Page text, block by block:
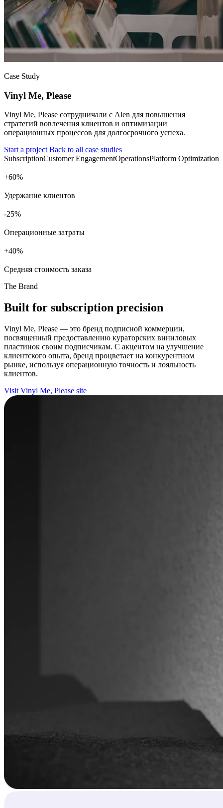
Case Study
Vinyl Me, Please
Vinyl Me, Please сотрудничали с Alen для повышения
стратегий вовлечения клиентов и оптимизации
операционных процессов для долгосрочного успеха.
Start a projectBack to all case studies
SubscriptionCustomer EngagementOperationsPlatform Optimization
+ %
Удержание клиентов
%
Операционные затраты
+ %
Средняя стоимость заказа
The Brand
Built for subscription precision
Vinyl Me, Please — это бренд подписной коммерции,
посвященный предоставлению кураторских виниловых
пластинок своим подписчикам. С акцентом на улучшение
клиентского опыта, бренд процветает на конкурентном
рынке, используя операционную точность и лояльность
клиентов.
Visit Vinyl Me, Please site